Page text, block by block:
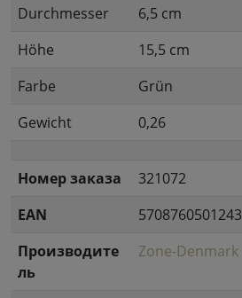
Durchmesser
6,5 cm
Höhe
15,5 cm
Farbe
Grün
Gewicht
0,26
Номер заказа
321072
EAN
5708760501243
Производите
ль
Zone-Denmark